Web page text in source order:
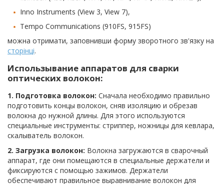
Inno Instruments (View 3, View 7),
Tempo Communications (910FS, 915FS)
можна отримати, заповнивши форму зворотного зв'язку на
сторінці.
Использывание аппаратов для сварки
оптических волокон:
1. Подготовка волокон: Сначала необходимо правильно
подготовить концы волокон, сняв изоляцию и обрезав
волокна до нужной длины. Для этого используются
специальные инструменты: стриппер, ножницы для кевлара,
скалыватель волокон.
2. Загрузка волокон: Волокна загружаются в сварочный
аппарат, где они помещаются в специальные держатели и
фиксируются с помощью зажимов. Держатели
обеспечивают правильное выравнивание волокон для